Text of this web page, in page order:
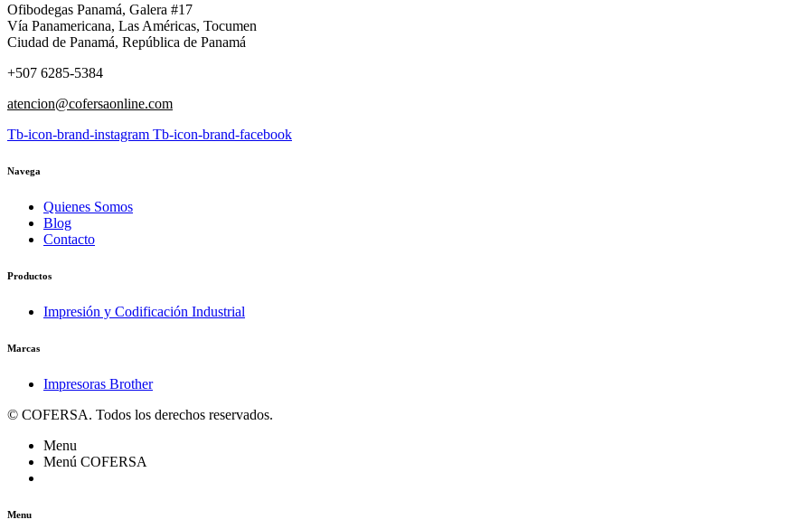
Ofibodegas Panamá, Galera #17
Vía Panamericana, Las Américas, Tocumen
Ciudad de Panamá, República de Panamá
+507 6285-5384
atencion@cofersaonline.com
Tb-icon-brand-instagram Tb-icon-brand-facebook
Navega
Quienes Somos
Blog
Contacto
Productos
Impresión y Codificación Industrial
Marcas
Impresoras Brother
© COFERSA. Todos los derechos reservados.
Menu
Menú COFERSA
Menu